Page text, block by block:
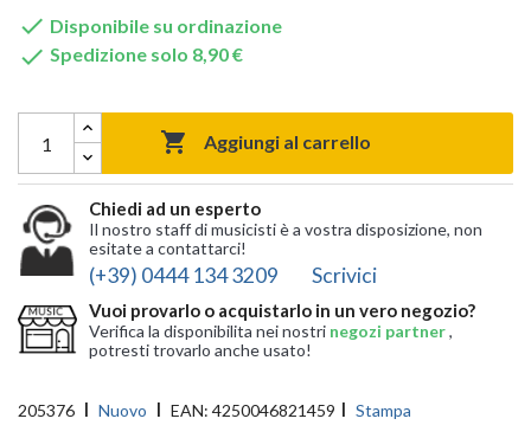
 Disponibile su ordinazione
 Spedizione solo 8,90 €
 Aggiungi al carrello
Chiedi ad un esperto
Il nostro staff di musicisti è a vostra disposizione, non
esitate a contattarci!
(+39) 0444 134 3209 Scrivici
Vuoi provarlo o acquistarlo in un vero negozio?
Verifica la disponibilita nei nostri negozi partner,
potresti trovarlo anche usato!
205376 Nuovo EAN: 4250046821459 Stampa